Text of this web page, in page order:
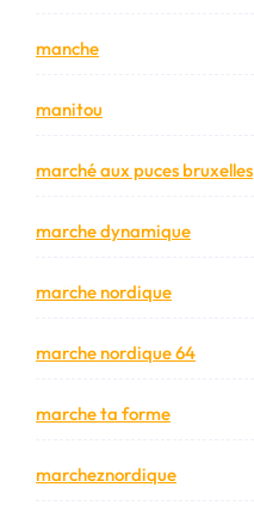
manche
manitou
marché aux puces bruxelles
marche dynamique
marche nordique
marche nordique 64
marche ta forme
marcheznordique